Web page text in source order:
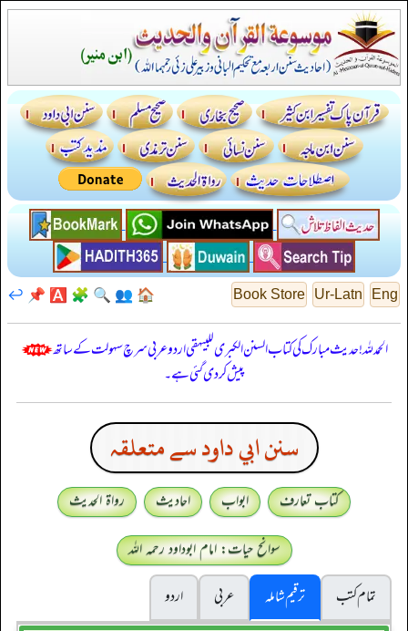
Eng
Ur-Latn
Book Store
🏠
👥
🔍
🧩
🅰️
📌
↩️
الحمدللہ! حدیث مبارک کی کتاب السنن الكبرى للبيهقي اردو عربی سرچ سہولت کے ساتھ
پیش کر دی گئی ہے۔
سنن ابي داود سے متعلقہ
کتاب تعارف ابواب احادیث
رواۃ الحدیث
سوانح حیات: امام ابوداود رحمہ اللہ
تمام کتب
ترقیم شاملہ عربی
اردو